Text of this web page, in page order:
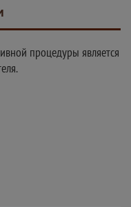
процедуры является